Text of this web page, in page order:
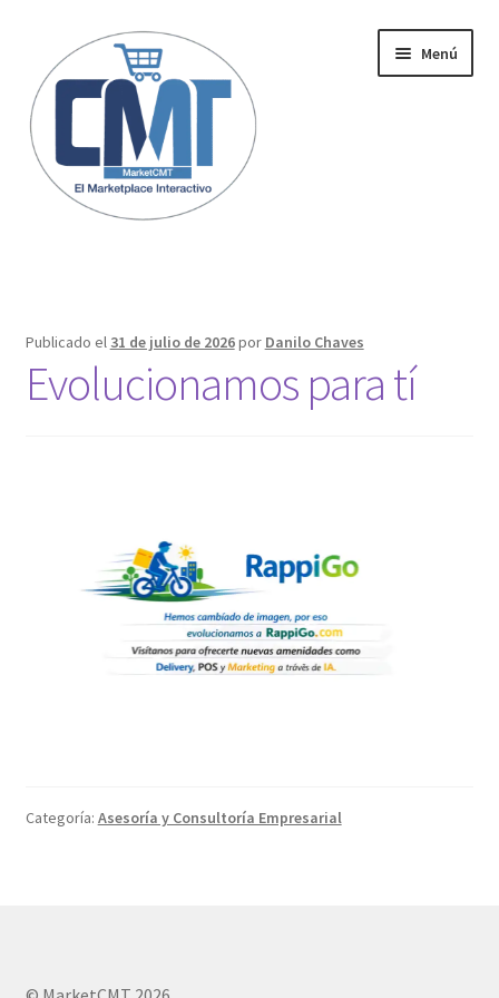
Menú
Publicado el 31 de julio de 2026por Danilo Chaves
Evolucionamos para tí
Categoría: Asesoría y Consultoría Empresarial